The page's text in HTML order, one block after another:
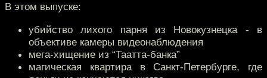
В этом выпуске:
убийство лихого парня из Новокузнецка - в
объективе камеры видеонаблюдения
мега-хищение из “Таатта-банка”
магическая квартира в Санкт-Петербурге, где